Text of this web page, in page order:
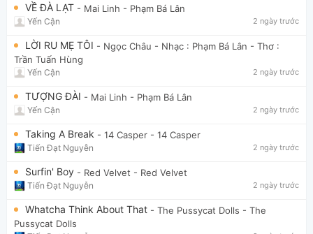
VỀ ĐÀ LẠT - Mai Linh - Phạm Bá Lân
Yến Cận 2 ngày trước
LỜI RU MẸ TÔI - Ngọc Châu - Nhạc : Phạm Bá Lân - Thơ :
Trần Tuấn Hùng
Yến Cận 2 ngày trước
TƯỢNG ĐÀI - Mai Linh - Phạm Bá Lân
Yến Cận 2 ngày trước
Taking A Break - 14 Casper - 14 Casper
Tiến Đạt Nguyễn 2 ngày trước
Surfin' Boy - Red Velvet - Red Velvet
Tiến Đạt Nguyễn 2 ngày trước
Whatcha Think About That - The Pussycat Dolls - The
Pussycat Dolls